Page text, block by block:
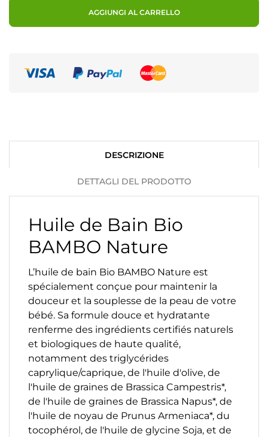
AGGIUNGI AL CARRELLO
DESCRIZIONE
DETTAGLI DEL PRODOTTO
Huile de Bain Bio
BAMBO Nature
L’huile de bain Bio BAMBO Nature est
spécialement conçue pour maintenir la
douceur et la souplesse de la peau de votre
bébé. Sa formule douce et hydratante
renferme des ingrédients certifiés naturels
et biologiques de haute qualité,
notamment des triglycérides
caprylique/caprique, de l'huile d'olive, de
l'huile de graines de Brassica Campestris*,
de l'huile de graines de Brassica Napus*, de
l'huile de noyau de Prunus Armeniaca*, du
tocophérol, de l'huile de glycine Soja, et de